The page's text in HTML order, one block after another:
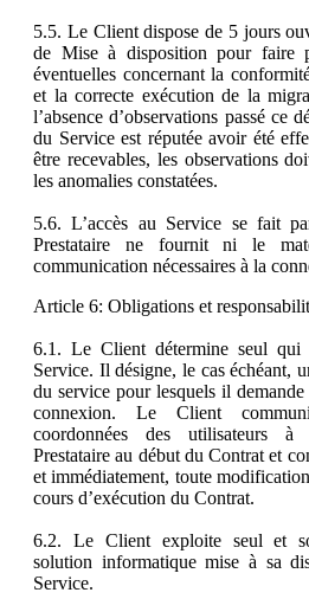
5.5. Le Client dispose de 5 jours
de Mise à disposition pour faire
éventuelles concernant la
et la correcte exécution de la
l’absence d’observations passé ce
du Service est réputée avoir été
être recevables, les observations
les anomalies constatées.
5.6. L’accès au Service se fait
Prestataire ne fournit ni le
communication nécessaires à la
Article 6: Obligations et
6.1. Le Client détermine seul qui
Service. Il désigne, le cas échéant,
du service pour lesquels il
connexion. Le Client
coordonnées des utilisateurs à
Prestataire au début du Contrat et
et immédiatement, toute
cours d’exécution du Contrat.
6.2. Le Client exploite seul et
solution informatique mise à sa
Service.